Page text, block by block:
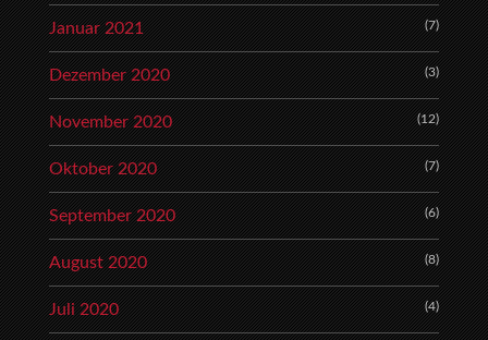
Januar 2021 (7)
Dezember 2020 (3)
November 2020 (12)
Oktober 2020 (7)
September 2020 (6)
August 2020 (8)
Juli 2020 (4)